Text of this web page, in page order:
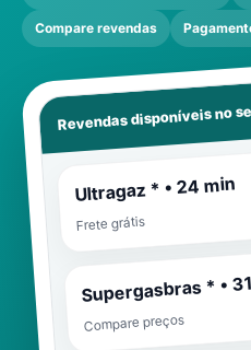
Compare revendas
Revendas disponíveis no
Ultragaz * • 24 min
Frete grátis
Supergasbras * •
Compare preços